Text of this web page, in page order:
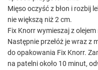
Mięso oczyść z błon i rozbij
nie większą niż 2 cm.
Fix Knorr wymieszaj z
Następnie przełóż je wraz z
do opakowania Fix Knorr.
na patelni około 10 minut,